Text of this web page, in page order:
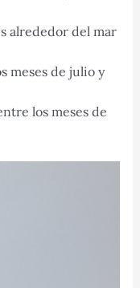
alrededor del mar
meses de julio y
los meses de